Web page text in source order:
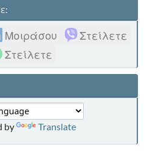
Μοιράσου
Στείλετε
Στείλετε
by Translate